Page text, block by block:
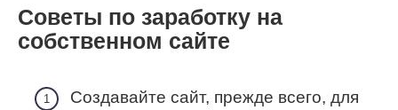
Советы по заработку на
собственном сайте
Создавайте сайт, прежде всего, для